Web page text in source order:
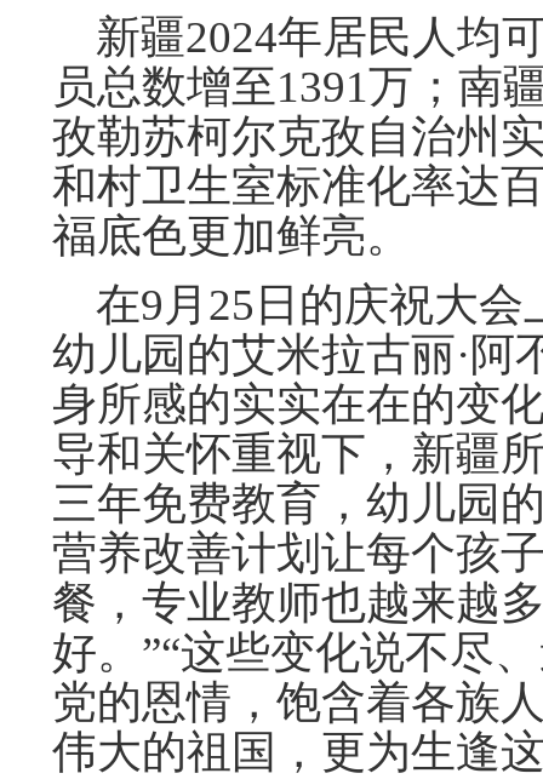
新疆2024年居民人均
员总数增至1391万；南
孜勒苏柯尔克孜自治州
和村卫生室标准化率达
福底色更加鲜亮。
在9月25日的庆祝大会
幼儿园的艾米拉古丽·阿
身所感的实实在在的变
导和关怀重视下，新疆
三年免费教育，幼儿园
营养改善计划让每个孩
餐，专业教师也越来越
好。”“这些变化说不尽
党的恩情，饱含着各族
伟大的祖国，更为生逢